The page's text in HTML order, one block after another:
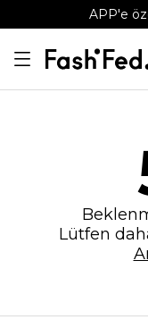
APP'e
Lütfen